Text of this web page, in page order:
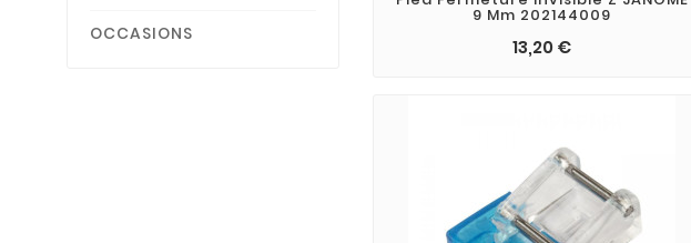
OCCASIONS
9 Mm 202144009
13,20 €